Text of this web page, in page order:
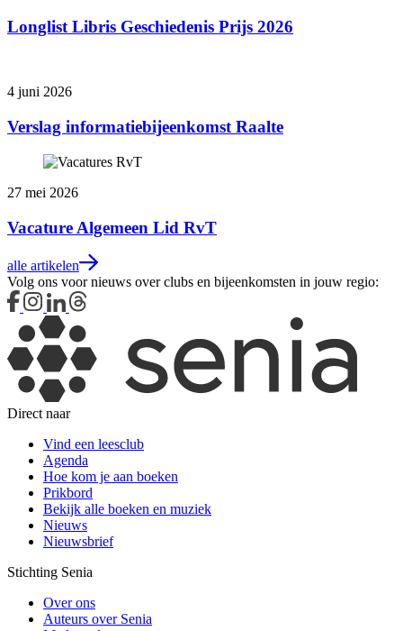
Longlist Libris Geschiedenis Prijs 2026
4 juni 2026
Verslag informatiebijeenkomst Raalte
27 mei 2026
Vacature Algemeen Lid RvT
alle artikelen
Volg ons voor nieuws over clubs en bijeenkomsten in jouw regio:
Direct naar
Vind een leesclub
Agenda
Hoe kom je aan boeken
Prikbord
Bekijk alle boeken en muziek
Nieuws
Nieuwsbrief
Stichting Senia
Over ons
Auteurs over Senia